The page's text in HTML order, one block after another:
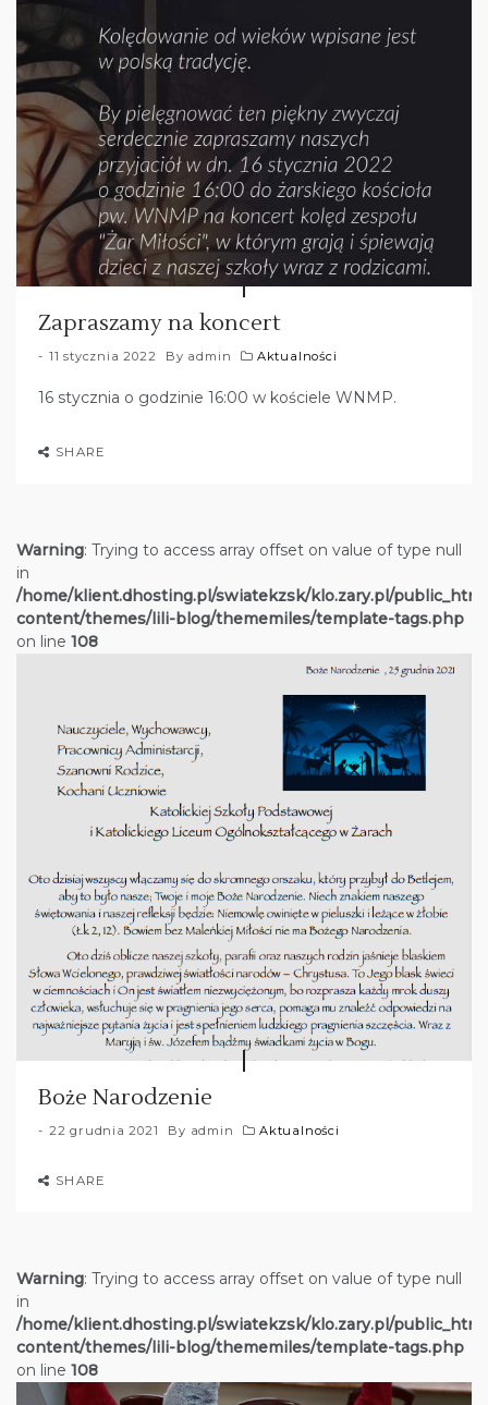
Zapraszamy na koncert
11 stycznia 2022 By admin Aktualności
16 stycznia o godzinie 16:00 w kościele WNMP.
SHARE
Warning: Trying to access array offset on value of type null
in
/home/klient.dhosting.pl/swiatekzsk/klo.zary.pl/
content/themes/lili-blog/thememiles/template-tags.php
on line 108
Boże Narodzenie
22 grudnia 2021 By admin Aktualności
SHARE
Warning: Trying to access array offset on value of type null
in
/home/klient.dhosting.pl/swiatekzsk/klo.zary.pl/
content/themes/lili-blog/thememiles/template-tags.php
on line 108